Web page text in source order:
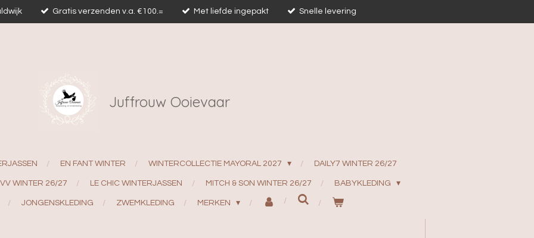
Gratis verzenden v.a. €100.= Met liefde ingepakt Snelle levering
Juffrouw Ooievaar
EN FANT WINTER WINTERCOLLECTIE MAYORAL 2027 DAILY7 WINTER 26/27
WINTER 26/27 LE CHIC WINTERJASSEN MITCH & SON WINTER 26/27 BABYKLEDING
JONGENSKLEDING ZWEMKLEDING MERKEN